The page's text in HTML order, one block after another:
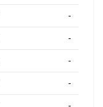
-
-
-
-